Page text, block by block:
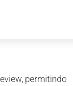
permitindo